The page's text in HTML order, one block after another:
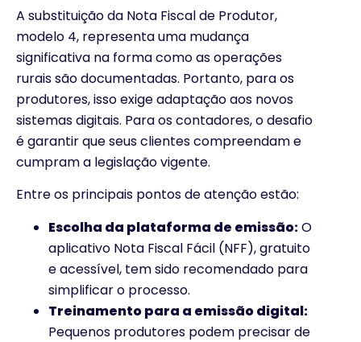
A substituição da Nota Fiscal de Produtor,
modelo 4, representa uma mudança
significativa na forma como as operações
rurais são documentadas. Portanto, para os
produtores, isso exige adaptação aos novos
sistemas digitais. Para os contadores, o desafio
é garantir que seus clientes compreendam e
cumpram a legislação vigente.
Entre os principais pontos de atenção estão:
Escolha da plataforma de emissão:O
aplicativo Nota Fiscal Fácil (NFF), gratuito
e acessível, tem sido recomendado para
simplificar o processo.
Treinamento para a emissão digital:
Pequenos produtores podem precisar de